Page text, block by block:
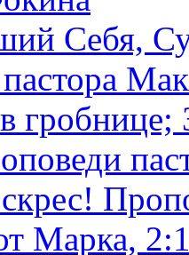
Себя,
Марка,